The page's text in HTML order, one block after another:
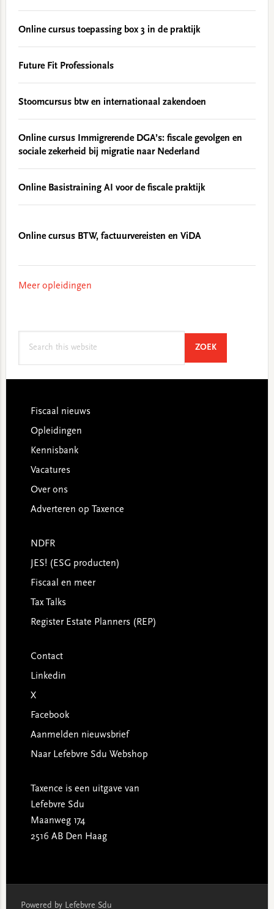
Online cursus toepassing box 3 in de praktijk
Future Fit Professionals
Stoomcursus btw en internationaal zakendoen
Online cursus Immigrerende DGA’s: fiscale gevolgen en
sociale zekerheid bij migratie naar Nederland
Online Basistraining AI voor de fiscale praktijk
Online cursus BTW, factuurvereisten en ViDA
Meer opleidingen
ZOEKSEARCH
Footer
Fiscaal nieuws
Opleidingen
Kennisbank
Vacatures
Over ons
Adverteren op Taxence
NDFR
JES! (ESG producten)
Fiscaal en meer
Tax Talks
Register Estate Planners (REP)
Contact
Linkedin
X
Facebook
Aanmelden nieuwsbrief
Naar Lefebvre Sdu Webshop
Taxence is een uitgave van
Lefebvre Sdu
Maanweg 174
2516 AB Den Haag
Powered by Lefebvre Sdu